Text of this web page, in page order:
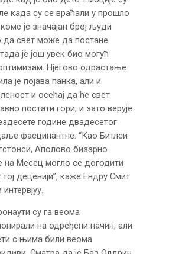
када су се враћали у прошло
је значајан број људи
да свет може да постане
је још увек био могућ
Нјегово одрастање
је појава панка, али и
и осећај да ће свет
постати гори, и зато верује
године двадесетог
фасцинантне. “Као Битлси
Аполово бизарно
на Месец могло се догодити
тој деценији”, каже Ендру Смит
су га веома
на одређени начин, али
с њима били веома